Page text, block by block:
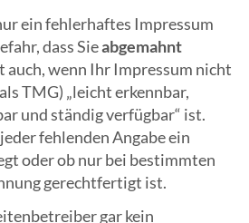
ein fehlerhaftes Impressum
dass Sieabgemahnt
auch, wenn Ihr Impressum nicht
TMG) „leicht erkennbar,
und ständig verfügbar“ ist.
fehlenden Angabe ein
oder ob nur bei bestimmten
gerechtfertigt ist.
gar kein